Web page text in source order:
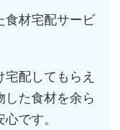
食材宅配サービ
配してもらえ
した食材を余ら
です。